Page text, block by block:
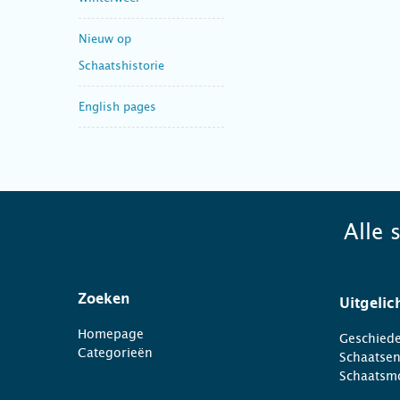
Nieuw op
Schaatshistorie
English pages
Alle
Zoeken
Homepage
Categorieën